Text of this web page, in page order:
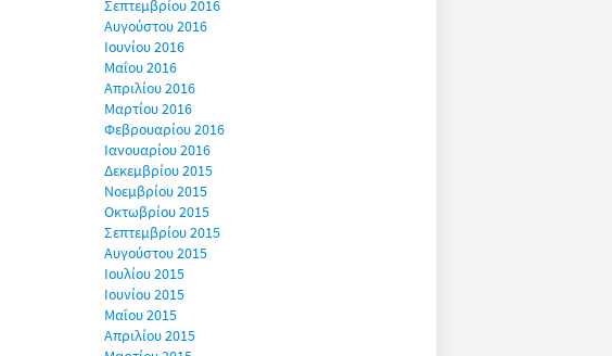
Σεπτεμβρίου 2016
Αυγούστου 2016
Ιουνίου 2016
Μαΐου 2016
Απριλίου 2016
Μαρτίου 2016
Φεβρουαρίου 2016
Ιανουαρίου 2016
Δεκεμβρίου 2015
Νοεμβρίου 2015
Οκτωβρίου 2015
Σεπτεμβρίου 2015
Αυγούστου 2015
Ιουλίου 2015
Ιουνίου 2015
Μαΐου 2015
Απριλίου 2015